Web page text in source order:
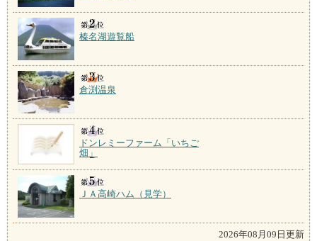
榛名湖遊覧船
倉渕温泉
ドンレミーファーム「いちご
畑」
ＪＡ高崎ハム（見学）
2026年08月09日更新